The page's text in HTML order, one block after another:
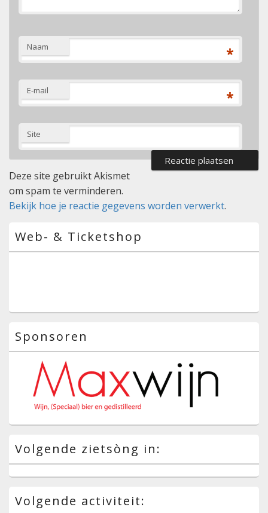
Naam *
E-mail *
Site
Deze site gebruikt Akismet
om spam te verminderen.
Bekijk hoe je reactie gegevens worden verwerkt.
zijbalk
widget
Web- & Ticketshop
Sponsoren
Volgende zietsòng in:
Volgende activiteit: